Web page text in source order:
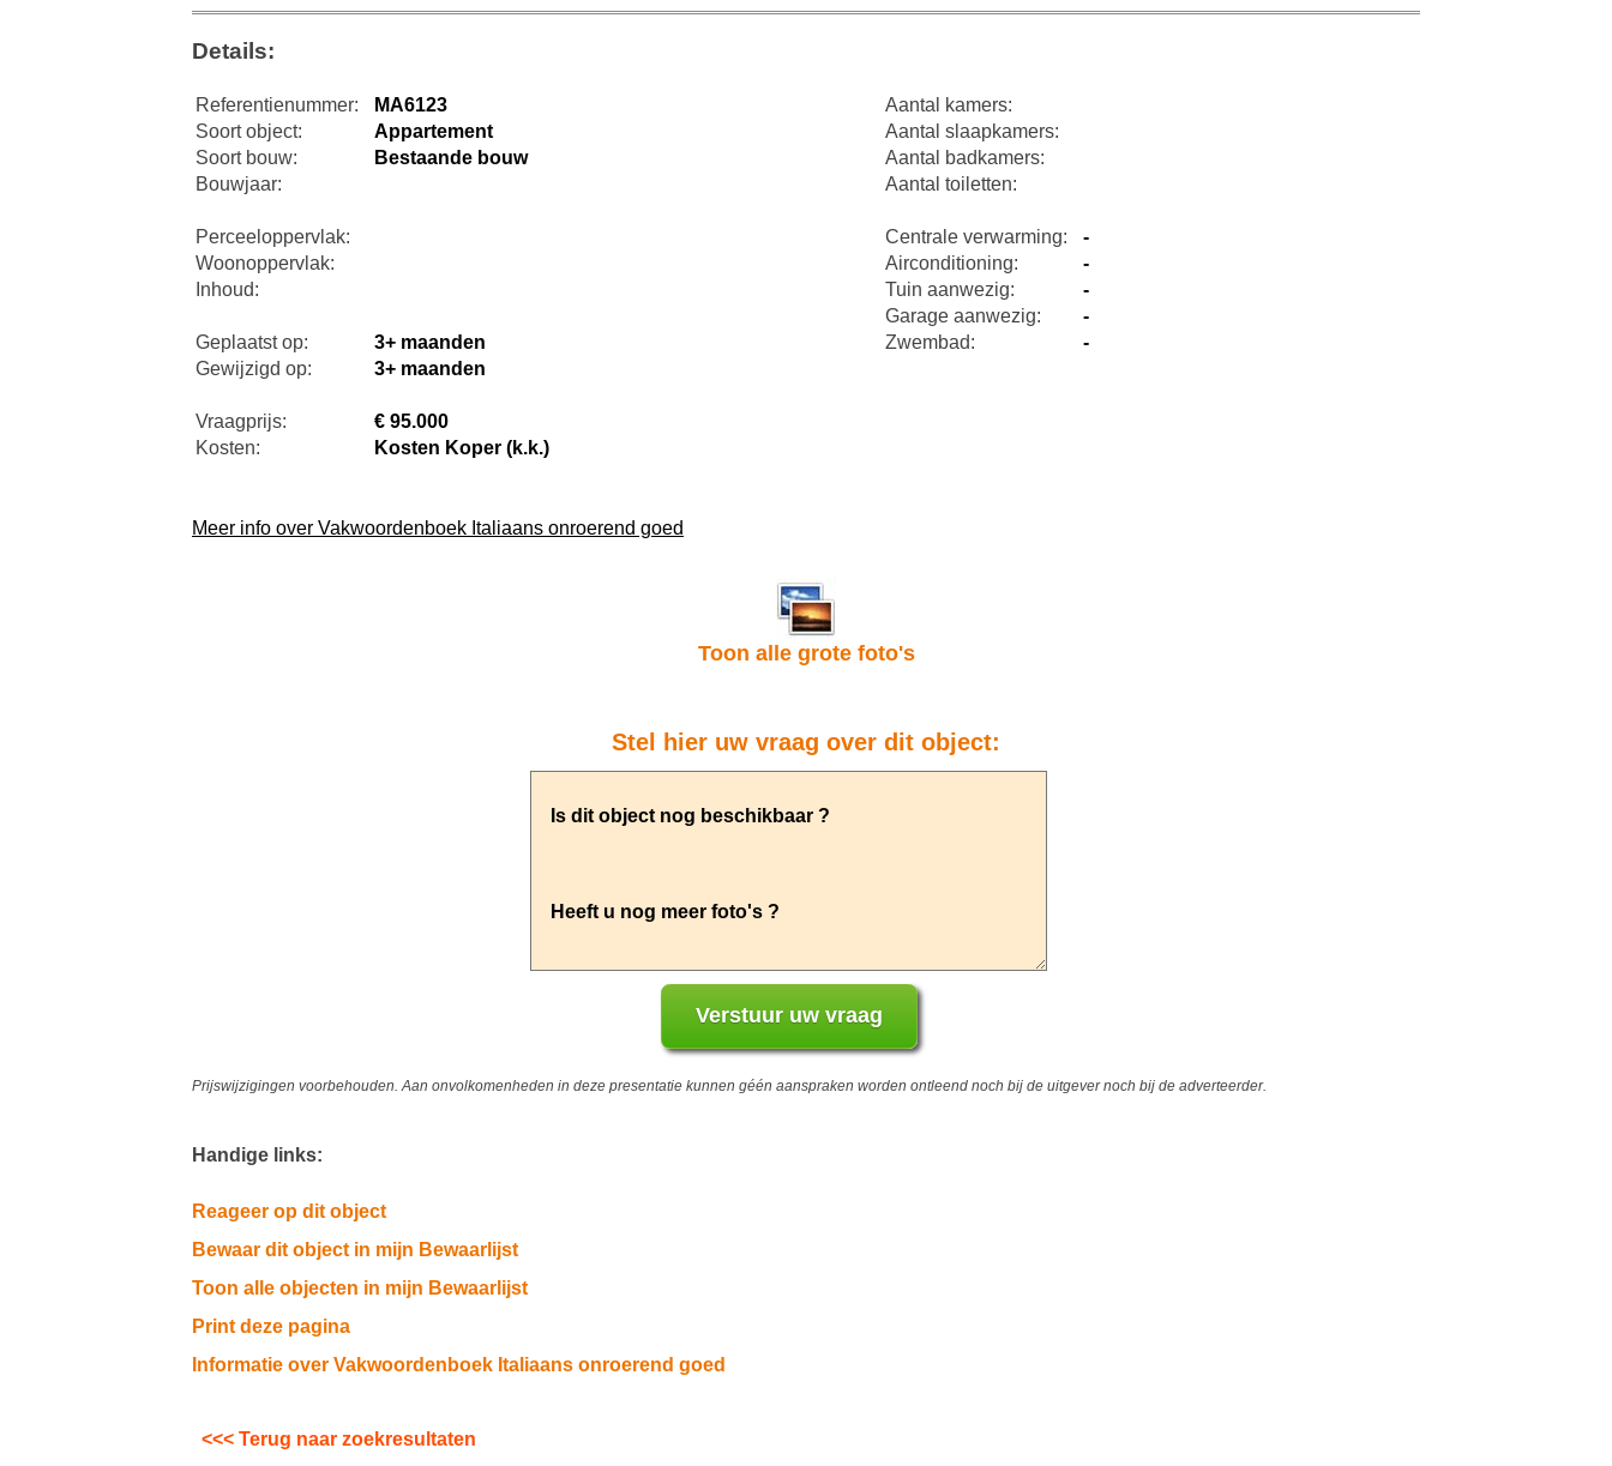
Details:
Referentienummer:
MA6123
Soort object:
Appartement
Soort bouw:
Bestaande bouw
Bouwjaar:
Perceeloppervlak:
Woonoppervlak:
Inhoud:
Geplaatst op:
3+ maanden
Gewijzigd op:
3+ maanden
Vraagprijs:
€ 95.000
Kosten:
Kosten Koper (k.k.)
Aantal kamers:
Aantal slaapkamers:
Aantal badkamers:
Aantal toiletten:
Centrale verwarming:
-
Airconditioning:
-
Tuin aanwezig:
-
Garage aanwezig:
-
Zwembad:
-
Meer info over Vakwoordenboek Italiaans onroerend goed
Toon alle grote foto's
Stel hier uw vraag over dit object:
Prijswijzigingen voorbehouden. Aan onvolkomenheden in deze presentatie kunnen géén aanspraken worden ontleend noch bij de uitgever noch bij de adverteerder.
Handige links:
Reageer op dit object
Bewaar dit object in mijn Bewaarlijst
Toon alle objecten in mijn Bewaarlijst
Print deze pagina
Informatie over Vakwoordenboek Italiaans onroerend goed
<<< Terug naar zoekresultaten